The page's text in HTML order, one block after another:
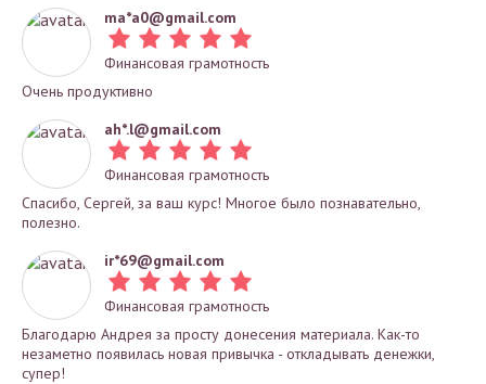
ma*a0@gmail.com
Финансовая грамотность
Очень продуктивно
ah*.l@gmail.com
Финансовая грамотность
Спасибо, Сергей, за ваш курс! Многое было познавательно,
полезно.
ir*69@gmail.com
Финансовая грамотность
Благодарю Андрея за просту донесения материала. Как-то
незаметно появилась новая привычка - откладывать денежки,
супер!